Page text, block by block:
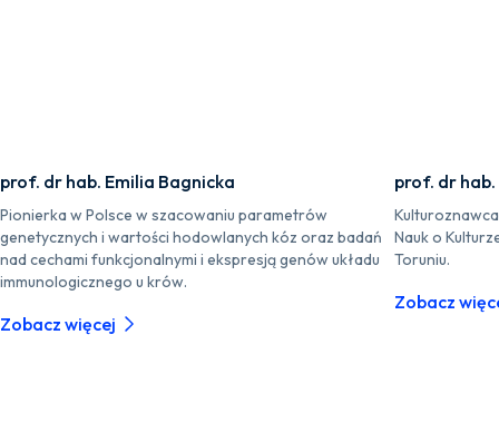
prof. dr hab. Emilia Bagnicka
Pionierka w Polsce w szacowaniu parametrów
genetycznych i wartości hodowlanych kóz oraz badań
nad cechami funkcjonalnymi i ekspresją genów układu
immunologicznego u krów.
Zobacz więcej
prof. dr
Nauk o
Toruniu.
Zobacz